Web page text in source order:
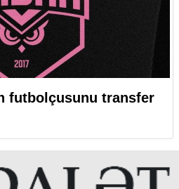
futbolçusunu transfer